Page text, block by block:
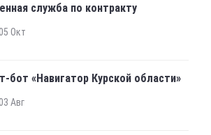
служба по контракту
Окт
бот «Навигатор Курской области»
Авг